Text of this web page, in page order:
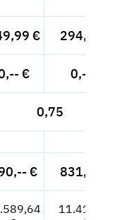
€ 294,11 €
€ 0,-- €
0,75
€ 831,93 €
11.419,87